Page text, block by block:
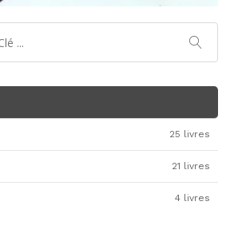
25 livres
21 livres
4 livres